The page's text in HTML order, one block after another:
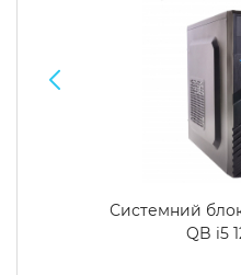
Системний
QB i5